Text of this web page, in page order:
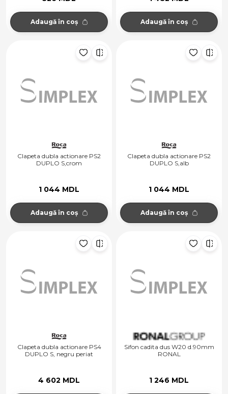
Adaugă în coș Adaugă în coș
Clapeta dubla actionare PS2
DUPLO S,crom
1 044 MDL
Adaugă în coș
Clapeta dubla actionare PS2
DUPLO S,alb
1 044 MDL
Adaugă în coș
Clapeta dubla actionare PS4
DUPLO S, negru periat
4 602 MDL
Sifon cadita dus W20 d.90mm
RONAL
1 246 MDL